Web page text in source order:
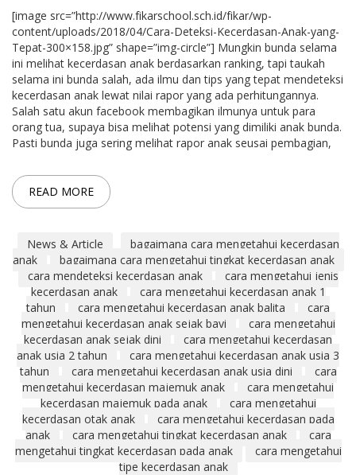
[image src=”http://www.fikarschool.sch.id/fikar/wp-
content/uploads/2018/04/Cara-Deteksi-Kecerdasan-Anak-yang-
Tepat-300×158.jpg” shape=”img-circle”] Mungkin bunda selama
ini melihat kecerdasan anak berdasarkan ranking, tapi taukah
selama ini bunda salah, ada ilmu dan tips yang tepat mendeteksi
kecerdasan anak lewat nilai rapor yang ada perhitungannya.
Salah satu akun facebook membagikan ilmunya untuk para
orang tua, supaya bisa melihat potensi yang dimiliki anak bunda.
Pasti bunda juga sering melihat rapor anak seusai pembagian,
READ MORE
News & Article
bagaimana cara mengetahui kecerdasan
anak
bagaimana cara mengetahui tingkat kecerdasan anak
cara mendeteksi kecerdasan anak
cara mengetahui jenis
kecerdasan anak
cara mengetahui kecerdasan anak 1
tahun
cara mengetahui kecerdasan anak balita
cara
mengetahui kecerdasan anak sejak bayi
cara mengetahui
kecerdasan anak sejak dini
cara mengetahui kecerdasan
anak usia 2 tahun
cara mengetahui kecerdasan anak usia 3
tahun
cara mengetahui kecerdasan anak usia dini
cara
mengetahui kecerdasan majemuk anak
cara mengetahui
kecerdasan majemuk pada anak
cara mengetahui
kecerdasan otak anak
cara mengetahui kecerdasan pada
anak
cara mengetahui tingkat kecerdasan anak
cara
mengetahui tingkat kecerdasan pada anak
cara mengetahui
tipe kecerdasan anak